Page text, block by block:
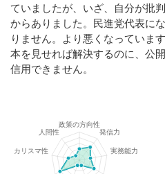
ていましたが、いざ、自分が批
からありました。民進党代表に
りません。より悪くなっていま
本を見せれば解決するのに、公
信用できません。